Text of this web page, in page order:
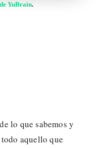
YuBrain.
lo que sabemos y
aquello que